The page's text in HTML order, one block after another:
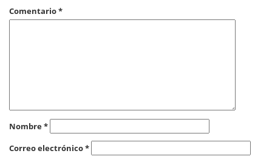
Comentario*
Nombre*
Correo electrónico*